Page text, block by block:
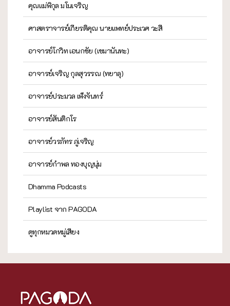
คุณแม่พิกุล มโนเจริญ
ศาสตราจารย์เกียรติคุณ นายแพทย์ประเวศ วะสี
อาจารย์โกวิท เอนกชัย (เขมานันทะ)
อาจารย์เจริญ กุลสุวรรณ (ทยาลุ)
อาจารย์ประมวล เพ็งจันทร์
อาจารย์สันติกโร
อาจารย์วรภัทร ภู่เจริญ
อาจารย์กำพล ทองบุญนุ่ม
Dhamma Podcasts
Playlist จาก PAGODA
ดูทุกหมวดหมู่เสียง